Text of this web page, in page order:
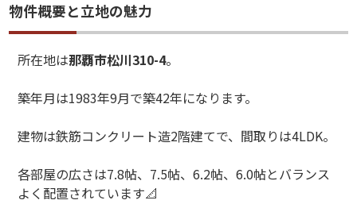
物件概要と立地の魅力
所在地は那覇市松川310-4。
築年月は1983年9月で築42年になります。
建物は鉄筋コンクリート造2階建てで、間取りは4LDK。
各部屋の広さは7.8帖、 7.5帖、6.2帖、6.0帖とバランス
よく配置されています📐